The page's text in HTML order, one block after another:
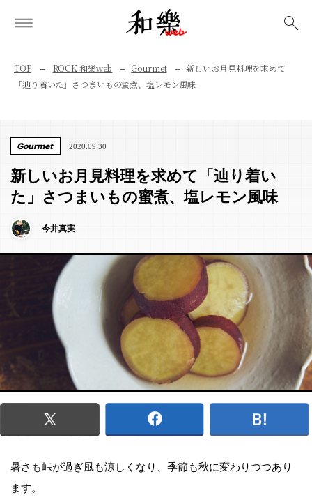
TOP ROCK 和樂web Gourmet
新しいお月見料理を求めて
「辿り着いた」さつまいもの蜜煮、塩レモン風味
Gourmet 2020.09.30
新しいお月見料理を求めて「辿り着い
た」さつまいもの蜜煮、塩レモン風味
今井真実
暑さも峠が過ぎ風も涼しくなり、季節も秋に変わりつつあり
ます。